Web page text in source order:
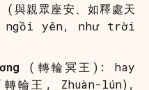
親眾座安、如釋處天
ngồi yên, như trời
(轉輪冥王): hay
轉輪王, Zhuàn-lún),